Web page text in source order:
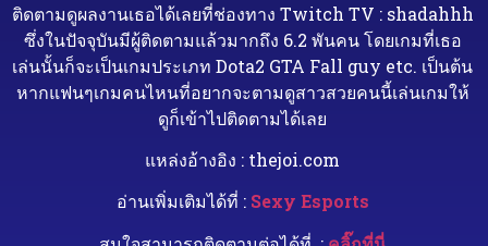
ติดตามดูผลงานเธอได้เลยที่ช่องทาง Twitch TV : shadahhh
ซึ่งในปัจจุบันมีผู้ติดตามแล้วมากถึง 6.2 พันคน โดยเกมที่เธอ
เล่นนั้นก็จะเป็นเกมประเภท Dota2 GTA Fall guy etc. เป็นต้น
หากแฟนๆเกมคนไหนที่อยากจะตามดูสาวสวยคนนี้เล่นเกมให้
ดูก็เข้าไปติดตามได้เลย
แหล่งอ้างอิง : thejoi.com
อ่านเพิ่มเติมได้ที่ : Sexy Esports